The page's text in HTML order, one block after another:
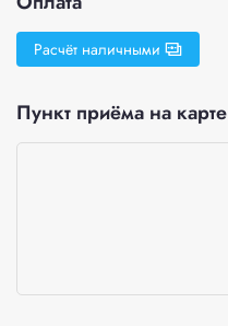
Расчёт наличными
Пункт приёма на карте